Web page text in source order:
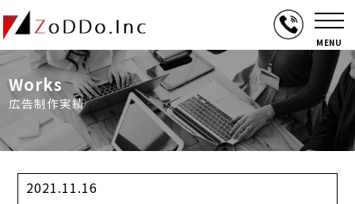
MENU
Works
広告制作実績
2021.11.16